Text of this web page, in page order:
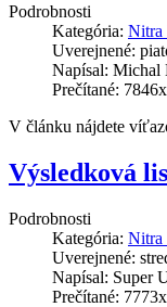
Podrobnosti
Kategória: Nitra
Uverejnené:
Napísal: Michal
Prečítané: 7846x
V článku nájdete
Výsledková
Podrobnosti
Kategória: Nitra
Uverejnené:
Napísal: Super
Prečítané: 7773x